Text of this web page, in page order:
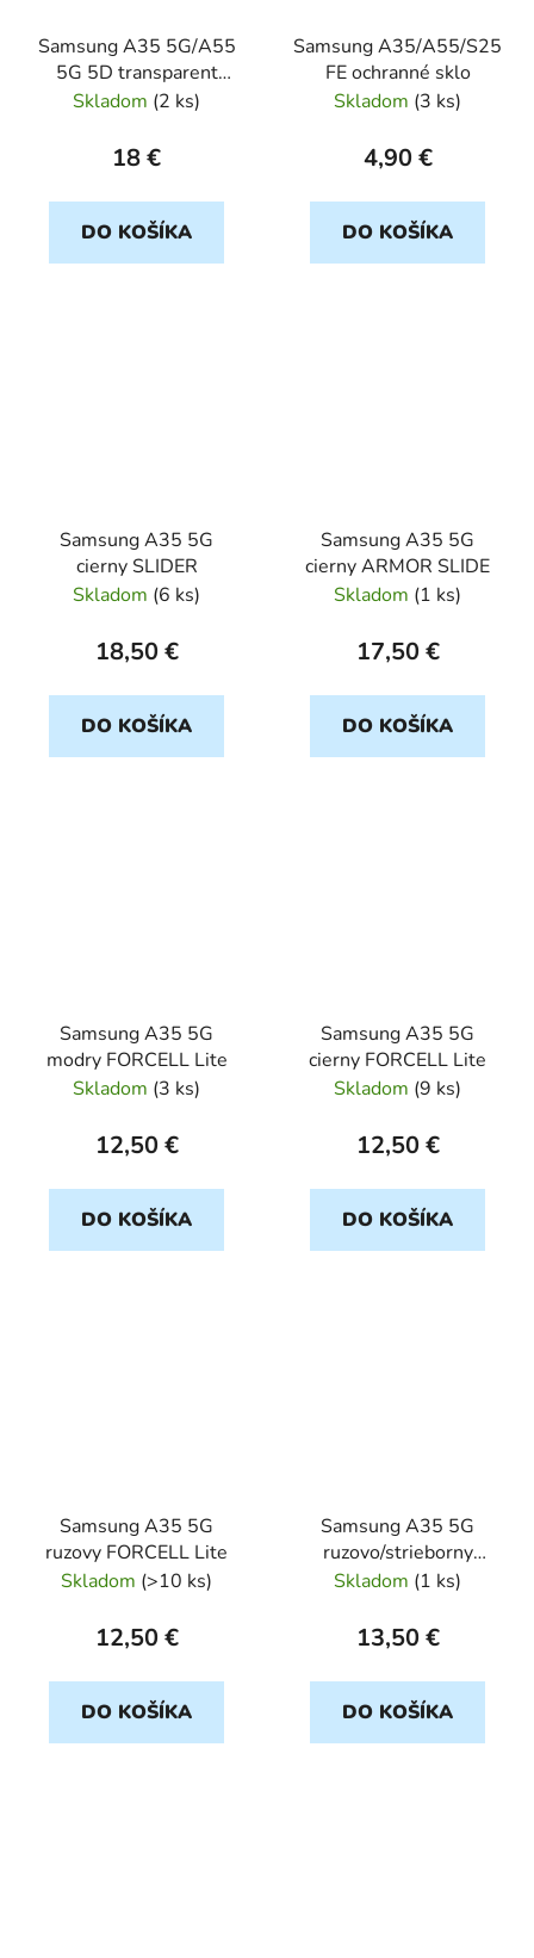
Samsung A35 5G/A55
5G 5D transparent
ochranné sklo Flexible
Skladom (2 ks)
18 €
DO KOŠÍKA
Samsung A35/A55/S25
FE ochranné sklo
Skladom (3 ks)
4,90 €
DO KOŠÍKA
Samsung A35 5G
cierny SLIDER
Skladom (6 ks)
18,50 €
DO KOŠÍKA
Samsung A35 5G
cierny ARMOR SLIDE
Skladom (1 ks)
17,50 €
DO KOŠÍKA
Samsung A35 5G
modry FORCELL Lite
Skladom (3 ks)
12,50 €
DO KOŠÍKA
Samsung A35 5G
cierny FORCELL Lite
Skladom (9 ks)
12,50 €
DO KOŠÍKA
Samsung A35 5G
ruzovy FORCELL Lite
Skladom (>10 ks)
12,50 €
DO KOŠÍKA
Samsung A35 5G
ruzovo/strieborny
SHINING
Skladom (1 ks)
13,50 €
DO KOŠÍKA